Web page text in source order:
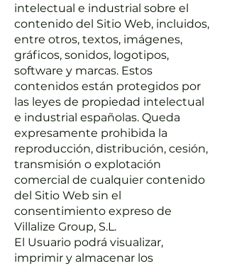
intelectual e industrial sobre el
contenido del Sitio Web, incluidos,
entre otros, textos, imágenes,
gráficos, sonidos, logotipos,
software y marcas. Estos
contenidos están protegidos por
las leyes de propiedad intelectual
e industrial españolas. Queda
expresamente prohibida la
reproducción, distribución, cesión,
transmisión o explotación
comercial de cualquier contenido
del Sitio Web sin el
consentimiento expreso de
Villalize Group, S.L.
El Usuario podrá visualizar,
imprimir y almacenar los